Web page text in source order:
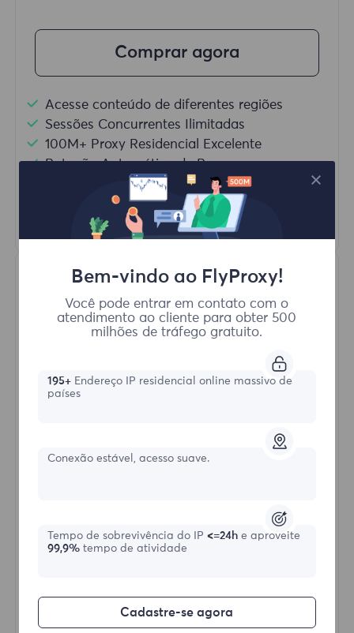
Comprar agora
Acesse conteúdo de diferentes regiões
Sessões Concurrentes Ilimitadas
100M+ Proxy Residencial Excelente
Rotação Automática de Proxy
HTTP(S)/SOCKS5
Saber mais
Proxies Residenciais Ilimitados
Comprar agora
Uso de Dados Ilimitado
Uso Ilimitado de IP
Bem-vindo ao FlyProxy!
Você pode entrar em contato com o
atendimento ao cliente para obter 500
milhões de tráfego gratuito.
195+Endereço IP residencial online massivo de
países
Conexão estável, acesso suave.
Tempo de sobrevivência do IP <=24h e aproveite
99,9%tempo de atividade
Cadastre-se agora